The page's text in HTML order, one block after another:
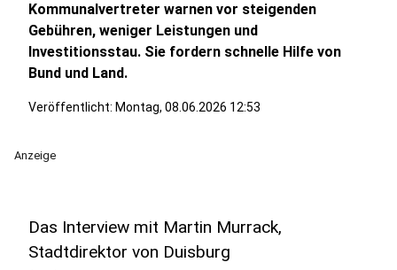
Kommunalvertreter warnen vor steigenden
Gebühren, weniger Leistungen und
Investitionsstau. Sie fordern schnelle Hilfe von
Bund und Land.
Veröffentlicht: Montag, 08.06.2026 12:53
Anzeige
Das Interview mit Martin Murrack,
Stadtdirektor von Duisburg